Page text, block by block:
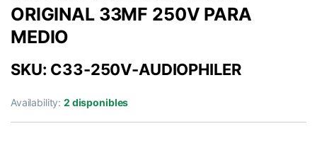
ORIGINAL 33MF 250V PARA
MEDIO
SKU: C33-250V-AUDIOPHILER
Availability:2 disponibles